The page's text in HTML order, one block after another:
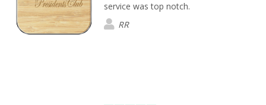
service was top notch.
RR